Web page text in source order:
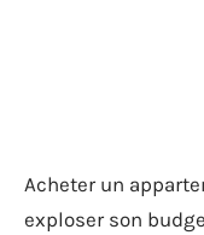
Acheter un
exploser son